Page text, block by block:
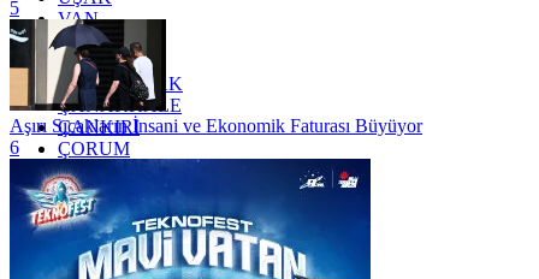
VAN
YALOVA
YOZGAT
ZONGULDAK
ÇANAKKALE
ÇANKIRI
ÇORUM
İSTANBUL
İZMİR
ŞANLIURFA
ŞIRNAK
5
Aşırı Sıcakların İnsani ve Ekonomik Faturası Büyüyor
6